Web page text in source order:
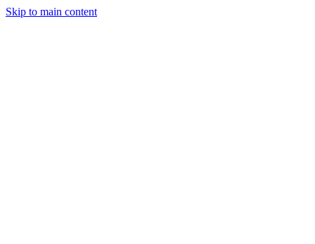
Skip to main content